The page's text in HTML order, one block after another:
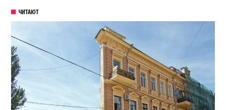
ЧИТАЮТ